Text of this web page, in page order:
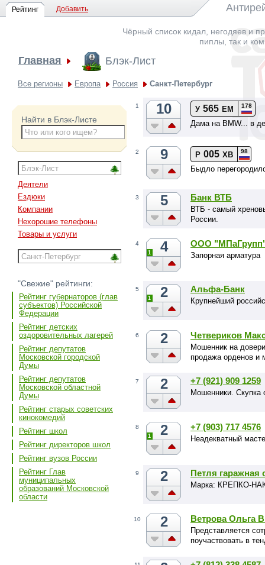
Рейтинг Добавить
Чёрный список кидал, негодяев и
пиплы, так и
Главная Блэк-Лист
Все регионы Европа Россия Санкт-Петербург
Найти в Блэк-Листе
Деятели
Ездюки
Компании
Нехорошие телефоны
Товары и услуги
"Свежие" рейтинги:
Рейтинг губернаторов (глав
субъектов) Российской
Федерации
Рейтинг детских
оздоровительных лагерей
Рейтинг депутатов
Московской городской
Думы
Рейтинг депутатов
Московской областной
Думы
Рейтинг старых советских
кинокомедий
Рейтинг школ
Рейтинг директоров школ
Рейтинг вузов России
Рейтинг Глав
муниципальных
образований Московской
области
1 10 У 565 ЕМ 178
Дама на BMW... в
2 9 Р 005 ХВ 98
Быдло
3 5 Банк ВТБ
ВТБ - самый
России.
4 4
1
ООО
Запорная арматура
5 2
1
Альфа-Банк
Крупнейший
6 2 Четвериков
Мошенник на
продажа орденов и
7 2 +7 (921) 909 1259
Мошенники. Скупка
8 2
1
+7 (903) 717 4576
Неадекватный
9 2 Петля гаражная
Марка: КРЕПКО-
10 2 Ветрова Ольга
Представляется
поучаствовать в